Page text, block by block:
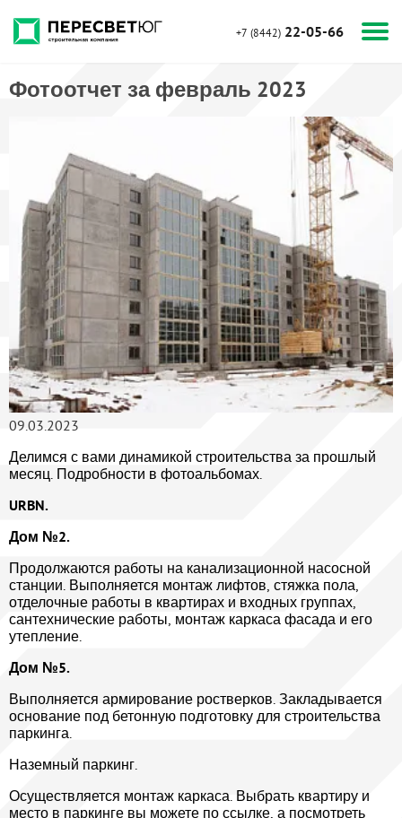
+7 (8442) 22-05-66
Фотоотчет за февраль 2023
09.03.2023
Делимся с вами динамикой строительства за прошлый
месяц. Подробности в фотоальбомах.
URBN.
Дом №2.
Продолжаются работы на канализационной насосной
станции. Выполняется монтаж лифтов, стяжка пола,
отделочные работы в квартирах и входных группах,
сантехнические работы, монтаж каркаса фасада и его
утепление.
Дом №5.
Выполняется армирование ростверков. Закладывается
основание под бетонную подготовку для строительства
паркинга.
Наземный паркинг.
Осуществляется монтаж каркаса. Выбрать квартиру и
место в паркинге вы можете по ссылке, а посмотреть